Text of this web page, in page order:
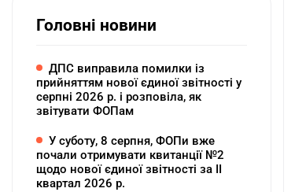
Головні новини
ДПС виправила помилки із
прийняттям нової єдиної звітності у
серпні 2026 р. і розповіла, як
звітувати ФОПам
У суботу, 8 серпня, ФОПи вже
почали отримувати квитанції №2
щодо нової єдиної звітності за ІІ
квартал 2026 р.